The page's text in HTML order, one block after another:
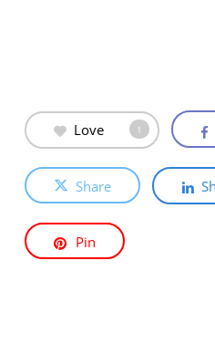
Love 1
Share
Pin